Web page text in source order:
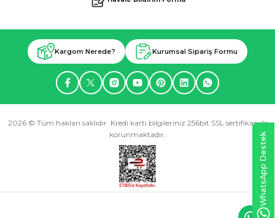
Kargom Nerede? Kurumsal Sipariş Formu
2026 © Tüm hakları saklıdır. Kredi kartı bilgileriniz 256bit SSL sertifikası ile
korunmaktadır.
WhatsApp Destek